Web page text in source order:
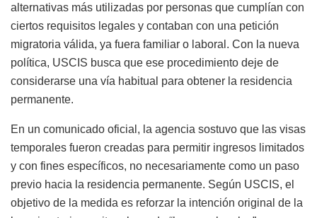
alternativas más utilizadas por personas que cumplían con
ciertos requisitos legales y contaban con una petición
migratoria válida, ya fuera familiar o laboral. Con la nueva
política, USCIS busca que ese procedimiento deje de
considerarse una vía habitual para obtener la residencia
permanente.
En un comunicado oficial, la agencia sostuvo que las visas
temporales fueron creadas para permitir ingresos limitados
y con fines específicos, no necesariamente como un paso
previo hacia la residencia permanente. Según USCIS, el
objetivo de la medida es reforzar la intención original de la